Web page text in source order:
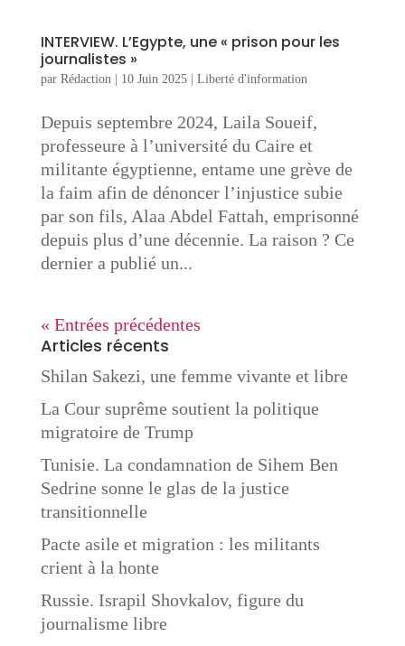
INTERVIEW. L’Egypte, une « prison pour les
journalistes »
par Rédaction| 10 Juin 2025| Liberté d'information
Depuis septembre 2024, Laila Soueif,
professeure à l’université du Caire et
militante égyptienne, entame une grève de
la faim afin de dénoncer l’injustice subie
par son fils, Alaa Abdel Fattah, emprisonné
depuis plus d’une décennie. La raison ? Ce
dernier a publié un...
« Entrées précédentes
Articles récents
Shilan Sakezi, une femme vivante et libre
La Cour suprême soutient la politique
migratoire de Trump
Tunisie. La condamnation de Sihem Ben
Sedrine sonne le glas de la justice
transitionnelle
Pacte asile et migration : les militants
crient à la honte
Russie. Israpil Shovkalov, figure du
journalisme libre